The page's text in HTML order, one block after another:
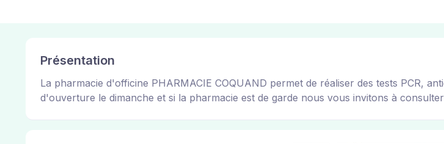
Présentation
La pharmacie d'officine PHARMACIE COQUAND permet de réaliser des tests PCR,
d'ouverture le dimanche et si la pharmacie est de garde nous vous invitons à